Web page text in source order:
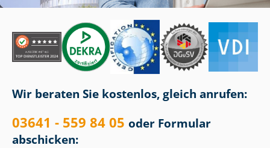
Wir beraten Sie kostenlos, gleich anrufen:
03641 - 559 84 05 oder Formular
abschicken: